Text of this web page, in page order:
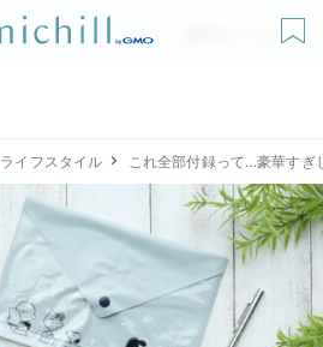
無料ダウンロード
ライフスタイル これ全部付録って…豪華すぎ